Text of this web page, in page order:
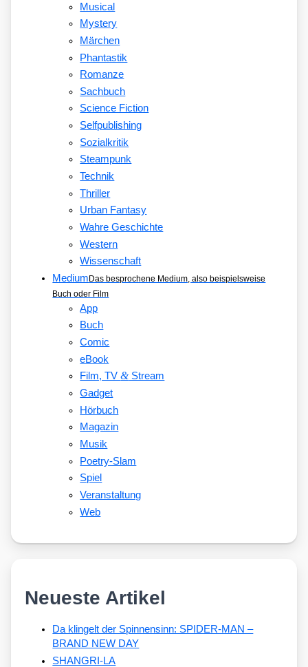
Musical
Mystery
Märchen
Phantastik
Romanze
Sachbuch
Science Fiction
Selfpublishing
Sozialkritik
Steampunk
Technik
Thriller
Urban Fantasy
Wahre Geschichte
Western
Wissenschaft
MediumDas besprochene Medium, also beispielsweise
Buch oder Film
App
Buch
Comic
eBook
Film, TV&Stream
Gadget
Hörbuch
Magazin
Musik
Poetry-Slam
Spiel
Veranstaltung
Web
Neueste Artikel
Da klingelt der Spinnensinn: SPIDER-MAN –
BRAND NEW DAY
SHANGRI-LA